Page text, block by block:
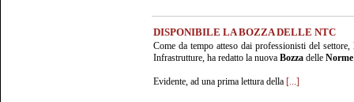
DISPONIBILE LA BOZZA DELLE NTC
Come da tempo atteso dai professionisti del
Infrastrutture, ha redatto la nuova Bozza delle
Evidente, ad una prima lettura della [...]